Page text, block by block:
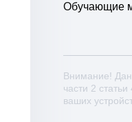
Обучающие
Внимание!
части 2
ваших